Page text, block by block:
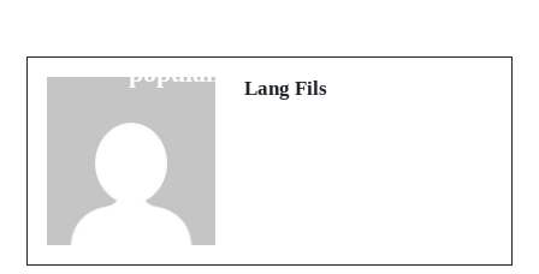
populaire de kéracounda
Lang Fils